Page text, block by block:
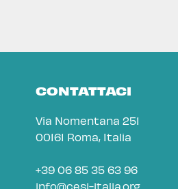
CONTATTACI
Via Nomentana 251
00161 Roma, Italia
+39 06 85 35 63 96
info@cesi-italia.org